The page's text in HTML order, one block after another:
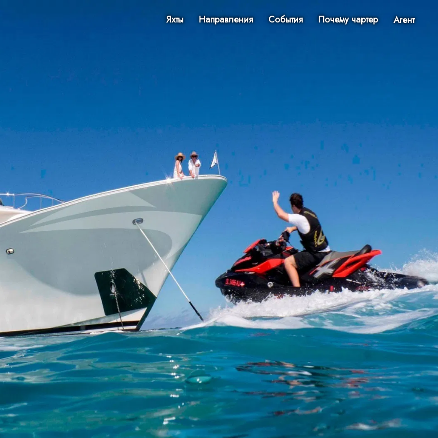
Яхты Направления События Почему чартер Агент